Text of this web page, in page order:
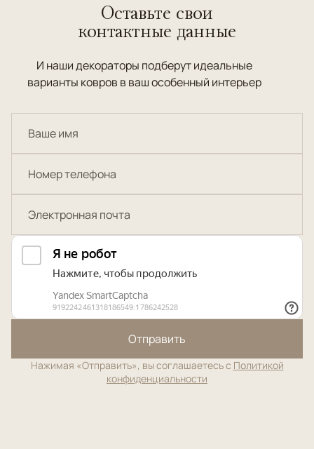
Оставьте свои
контактные данные
И наши декораторы подберут идеальные
варианты ковров в ваш особенный интерьер
Отправить
Нажимая «Отправить», вы соглашаетесь с Политикой
конфиденциальности